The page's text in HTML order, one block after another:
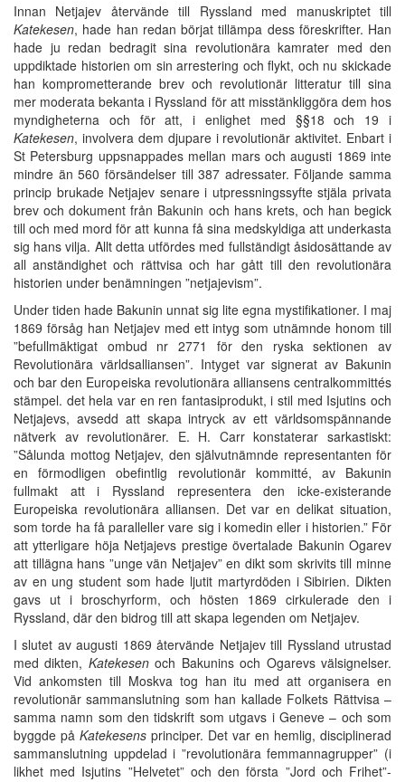
Innan Netjajev återvände till Ryssland med manuskriptet till
Katekesen, hade han redan börjat tillämpa dess föreskrifter. Han
hade ju redan bedragit sina revolutionära kamrater med den
uppdiktade historien om sin arrestering och flykt, och nu skickade
han komprometterande brev och revolutionär litteratur till sina
mer moderata bekanta i Ryssland för att misstänkliggöra dem hos
myndigheterna och för att, i enlighet med §§18 och 19 i
Katekesen, involvera dem djupare i revolutionär aktivitet. Enbart i
St Petersburg uppsnappades mellan mars och augusti 1869 inte
mindre än 560 försändelser till 387 adressater. Följande samma
princip brukade Netjajev senare i utpressningssyfte stjäla privata
brev och dokument från Bakunin och hans krets, och han begick
till och med mord för att kunna få sina medskyldiga att underkasta
sig hans vilja. Allt detta utfördes med fullständigt åsidosättande av
all anständighet och rättvisa och har gått till den revolutionära
historien under benämningen ”netjajevism”.
Under tiden hade Bakunin unnat sig lite egna mystifikationer. I maj
1869 försåg han Netjajev med ett intyg som utnämnde honom till
”befullmäktigat ombud nr 2771 för den ryska sektionen av
Revolutionära världsalliansen”. Intyget var signerat av Bakunin
och bar den Europeiska revolutionära alliansens centralkommittés
stämpel. det hela var en ren fantasiprodukt, i stil med Isjutins och
Netjajevs, avsedd att skapa intryck av ett världsomspännande
nätverk av revolutionärer. E. H. Carr konstaterar sarkastiskt:
”Sålunda mottog Netjajev, den självutnämnde representanten för
en förmodligen obefintlig revolutionär kommitté, av Bakunin
fullmakt att i Ryssland representera den icke-existerande
Europeiska revolutionära alliansen. Det var en delikat situation,
som torde ha få paralleller vare sig i komedin eller i historien.” För
att ytterligare höja Netjajevs prestige övertalade Bakunin Ogarev
att tillägna hans ”unge vän Netjajev” en dikt som skrivits till minne
av en ung student som hade ljutit martyrdöden i Sibirien. Dikten
gavs ut i broschyrform, och hösten 1869 cirkulerade den i
Ryssland, där den bidrog till att skapa legenden om Netjajev.
I slutet av augusti 1869 återvände Netjajev till Ryssland utrustad
med dikten, Katekesenoch Bakunins och Ogarevs välsignelser.
Vid ankomsten till Moskva tog han itu med att organisera en
revolutionär sammanslutning som han kallade Folkets Rättvisa –
samma namn som den tidskrift som utgavs i Geneve – och som
byggde på Katekesens principer. Det var en hemlig, disciplinerad
sammanslutning uppdelad i ”revolutionära femmannagrupper” (i
likhet med Isjutins ”Helvetet” och den första ”Jord och Frihet”-